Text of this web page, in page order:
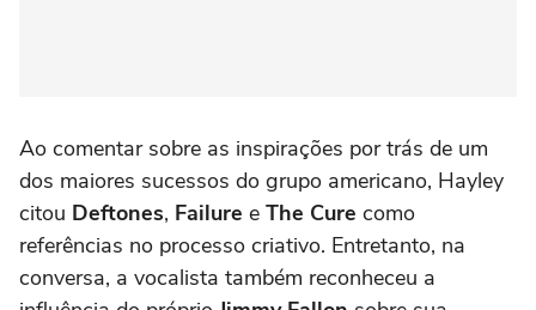
Ao comentar sobre as inspirações por trás de um
dos maiores sucessos do grupo americano, Hayley
citou Deftones, Failure e The Cure como
referências no processo criativo. Entretanto, na
conversa, a vocalista também reconheceu a